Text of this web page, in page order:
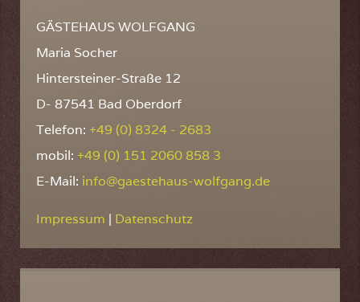
GÄSTEHAUS WOLFGANG
Maria Socher
Hintersteiner-Straße 12
D- 87541 Bad Oberdorf
Telefon: +49 (0) 8324 - 2683
mobil: +49 (0) 151 2060 858 3
E-Mail: info@gaestehaus-wolfgang.de
Impressum | Datenschutz